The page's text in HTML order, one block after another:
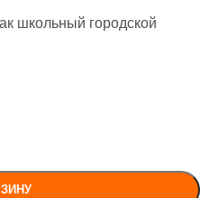
школьный городской